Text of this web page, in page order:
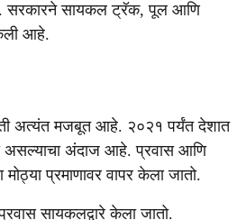
सरकारने सायकल ट्रॅक, पूल आणि
आहे.
अत्यंत मजबूत आहे. २०२१ पर्यंत देशात
असल्याचा अंदाज आहे. प्रवास आणि
प्रमाणावर वापर केला जातो.
सायकलद्वारे केला जातो.